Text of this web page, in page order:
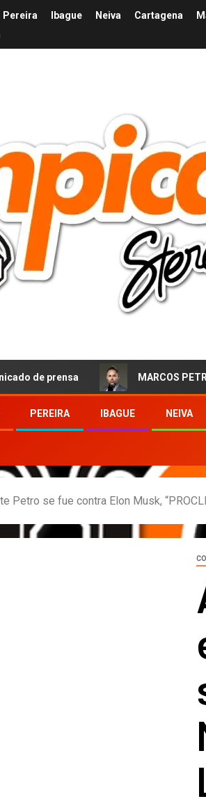
Pereira Ibague Neiva Cartagena
MARCOS PETRO
PEREIRA IBAGUE NEIVA
Petro se fue contra Elon Musk,